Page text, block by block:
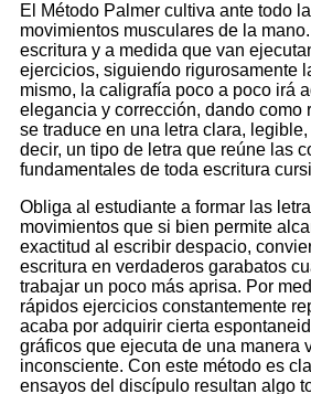
El Método Palmer cultiva ante todo
movimientos musculares de la
escritura y a medida que van
ejercicios, siguiendo rigurosamente
mismo, la caligrafía poco a poco irá
elegancia y corrección, dando como
se traduce en una letra clara,
decir, un tipo de letra que reúne las
fundamentales de toda escritura
Obliga al estudiante a formar las
movimientos que si bien permite
exactitud al escribir despacio,
escritura en verdaderos garabatos
trabajar un poco más aprisa. Por
rápidos ejercicios constantemente
acaba por adquirir cierta
gráficos que ejecuta de una manera
inconsciente. Con este método es
ensayos del discípulo resultan algo